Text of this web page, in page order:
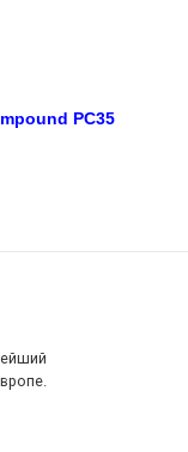
PC35
pad.
прикуса,
подойдет Вам
устойчивая
нужно.